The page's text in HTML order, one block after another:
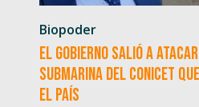
Biopoder
El Gobierno salió a
submarina del CONICET
el país